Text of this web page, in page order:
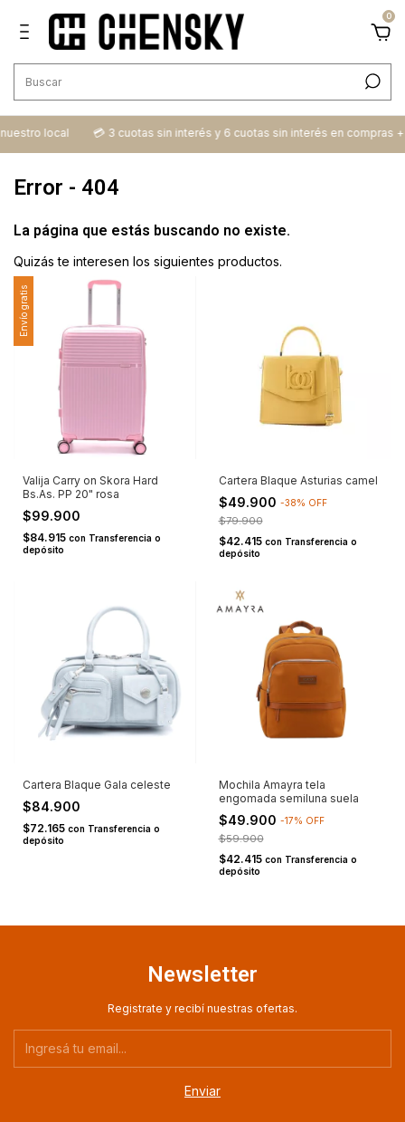
0
local 💳​ 3 cuotas sin interés y 6 cuotas sin interés en compras +
Error - 404
La página que estás buscando no existe.
Quizás te interesen los siguientes productos.
Envío gratis
Valija Carry on Skora Hard
Bs.As. PP 20" rosa
$99.900
$84.915 con Transferencia o
depósito
Cartera Blaque Asturias camel
$49.900 -38% OFF
$79.900
$42.415 con Transferencia o
depósito
Cartera Blaque Gala celeste
$84.900
$72.165 con Transferencia o
depósito
Mochila Amayra tela
engomada semiluna suela
$49.900 -17% OFF
$59.900
$42.415 con Transferencia o
depósito
Newsletter
Registrate y recibí nuestras ofertas.